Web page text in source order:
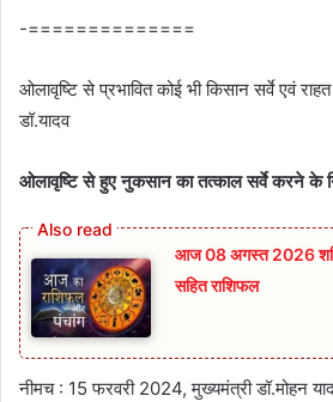
-==============
ओलावृष्टि से प्रभावित कोई भी किसान सर्वे एवं
डॉ.यादव
ओलावृष्टि से हुए नुकसान का तत्काल सर्वे करने के
आज 08 अगस्त 2026‌
सहित राशिफल
नीमच : 15 फरवरी 2024, मुख्यमंत्री डॉ.मोहन